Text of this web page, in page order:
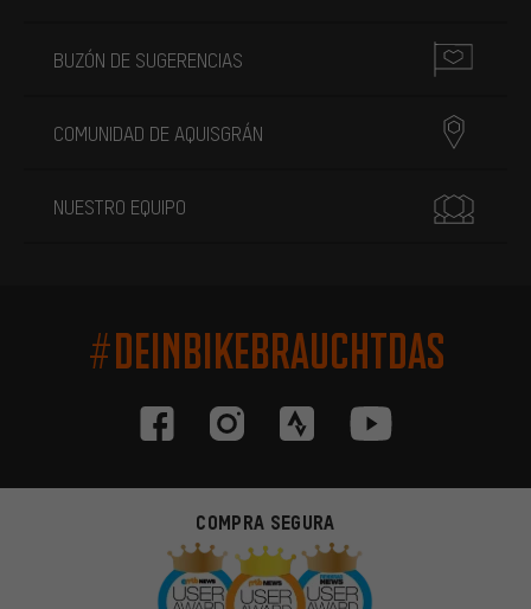
BUZÓN DE SUGERENCIAS
COMUNIDAD DE AQUISGRÁN
NUESTRO EQUIPO
#DEINBIKEBRAUCHTDAS
COMPRA SEGURA